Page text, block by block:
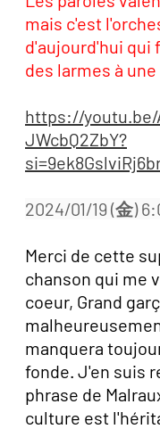
mais c'est
d'aujourd'hui qui
des larmes à
https://youtu.be/
JWcbQ2ZbY?
2024/01/19 (金)
Merci de cette
chanson qui me
coeur, Grand
manquera
fonde. J'en suis
phrase de
culture est